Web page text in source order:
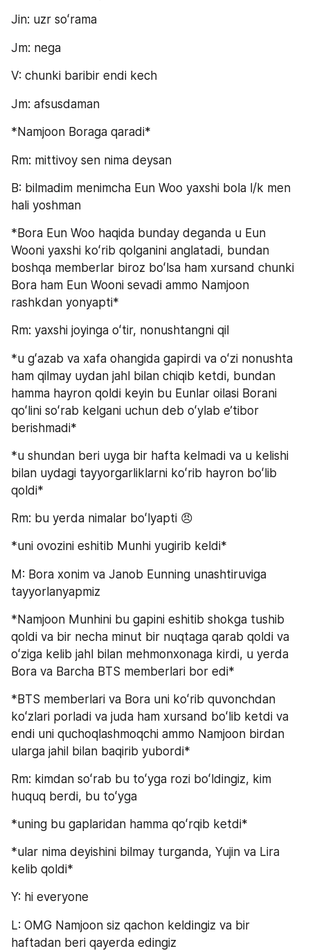
Jin: uzr soʻrama
Jm: nega
V: chunki baribir endi kech
Jm: afsusdaman
*Namjoon Boraga qaradi*
Rm: mittivoy sen nima deysan
B: bilmadim menimcha Eun Woo yaxshi bola l/k men
hali yoshman
*Bora Eun Woo haqida bunday deganda u Eun
Wooni yaxshi koʻrib qolganini anglatadi, bundan
boshqa memberlar biroz boʻlsa ham xursand chunki
Bora ham Eun Wooni sevadi ammo Namjoon
rashkdan yonyapti*
Rm: yaxshi joyinga oʻtir, nonushtangni qil
*u gʻazab va xafa ohangida gapirdi va oʻzi nonushta
ham qilmay uydan jahl bilan chiqib ketdi, bundan
hamma hayron qoldi keyin bu Eunlar oilasi Borani
qoʻlini soʻrab kelgani uchun deb oʻylab eʼtibor
berishmadi*
*u shundan beri uyga bir hafta kelmadi va u kelishi
bilan uydagi tayyorgarliklarni koʻrib hayron boʻlib
qoldi*
Rm: bu yerda nimalar boʻlyapti 😠
*uni ovozini eshitib Munhi yugirib keldi*
M: Bora xonim va Janob Eunning unashtiruviga
tayyorlanyapmiz
*Namjoon Munhini bu gapini eshitib shokga tushib
qoldi va bir necha minut bir nuqtaga qarab qoldi va
oʻziga kelib jahl bilan mehmonxonaga kirdi, u yerda
Bora va Barcha BTS memberlari bor edi*
*BTS memberlari va Bora uni koʻrib quvonchdan
koʻzlari porladi va juda ham xursand boʻlib ketdi va
endi uni quchoqlashmoqchi ammo Namjoon birdan
ularga jahil bilan baqirib yubordi*
Rm: kimdan soʻrab bu toʻyga rozi boʻldingiz, kim
huquq berdi, bu toʻyga
*uning bu gaplaridan hamma qoʻrqib ketdi*
*ular nima deyishini bilmay turganda, Yujin va Lira
kelib qoldi*
Y: hi everyone
L: OMG Namjoon siz qachon keldingiz va bir
haftadan beri qayerda edingiz